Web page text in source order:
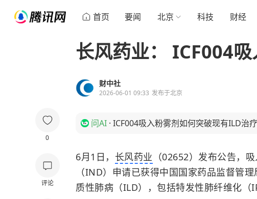
首页 要闻 北京 科技 财经
0
评论
长风药业： ICF004
财中社
2026-06-01 09:33 发布于北京
问AI · ICF004吸入粉雾剂如何突破现有ILD治疗
6月1日， 长风药业 （02652）发布公告，
（IND）申请已获得中国国家药品监督管
质性肺病（ILD），包括特发性肺纤维化（